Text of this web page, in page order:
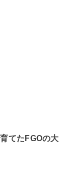
てたFGOの大